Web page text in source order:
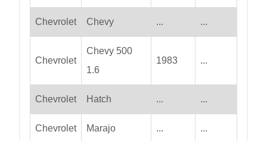
Chevrolet Chevy ... ...
Chevrolet
Chevy 500
1.6
1983 ...
Chevrolet Hatch ... ...
Chevrolet Marajo ... ...